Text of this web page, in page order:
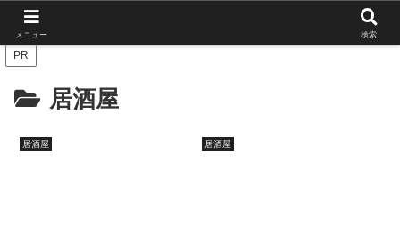
PR
居酒屋
居酒屋 居酒屋
メニュー 検索